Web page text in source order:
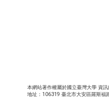
本網站著作權屬於國立臺灣大學 資
地址：106319 臺北市大安區羅斯福